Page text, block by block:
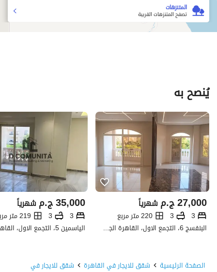
المتنزهات
تصفح المتنزهات القريبة
يُنصح به
ج.م27,000 شهرياً
3
3
220 متر مربع
البنفسج 6، التجمع الاول، القاهرة الجديدة، القاهرة
ج.م35,000 شهرياً
3
3 219 متر مربع
الصفحة الرئيسية شقق للايجار في القاهرة شقق للايجار في